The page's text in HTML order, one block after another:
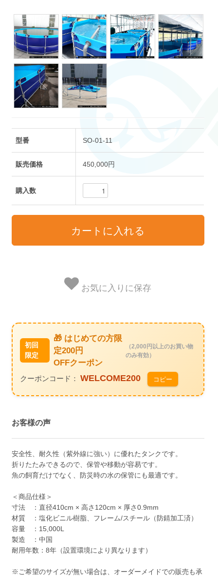
型番 SO-01-11
販売価格 450,000円
購入数
お気に入りに保存
初回
限定
🎁 はじめての方限
定200円
OFFクーポン
（2,000円以上のお買い物
のみ有効）
クーポンコード：WELCOME200 コピー
お客様の声
安全性、耐久性（紫外線に強い）に優れたタンクです。
折りたたみできるので、保管や移動が容易です。
魚の飼育だけでなく、防災時の水の保管にも最適です。
＜商品仕様＞
寸法 ：直径410cm × 高さ120cm × 厚さ0.9mm
材質 ：塩化ビニル樹脂、フレーム/スチール（防錆加工済）
容量 ：15,000L
製造 ：中国
耐用年数：8年（設置環境により異なります）
※ご希望のサイズが無い場合は、オーダーメイドでの販売も承